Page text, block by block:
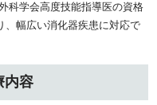
科学会高度技能指導医の資格
、幅広い消化器疾患に対応で
内容